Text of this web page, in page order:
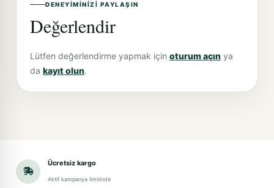
DENEYIMINIZI PAYLAŞIN
Değerlendir
Lütfen değerlendirme yapmak için oturum açın ya
da kayıt olun.
Ücretsiz kargo
Aktif kampanya limitinde